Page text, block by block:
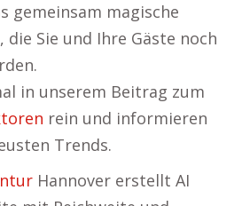
gemeinsam magische
die Sie und Ihre Gäste noch
in unserem Beitrag zum
rein und informieren
Trends.
Hannover erstellt AI